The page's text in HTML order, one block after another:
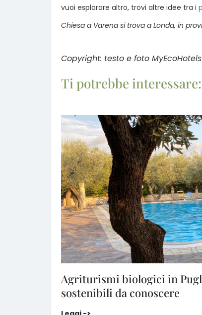
vuoi esplorare altro, trovi altre idee tra i
Chiesa a Varena si trova a Londa, in
Copyright: testo e foto MyEcoHotels
Ti potrebbe interessare:
Agriturismi biologici in
sostenibili da conoscere